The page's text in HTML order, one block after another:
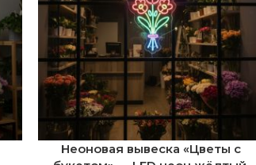
Неоновая вывеска «Цветы с